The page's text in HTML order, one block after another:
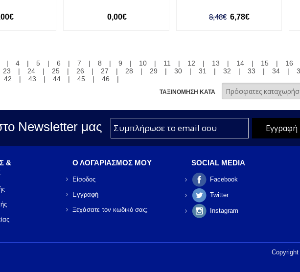
0,00€ 8,48€ 6,78€
| 4 | 5 | 6 | 7 | 8 | 9 | 10 | 11 | 12 | 13 | 14 | 15 | 16
23 | 24 | 25 | 26 | 27 | 28 | 29 | 30 | 31 | 32 | 33 | 34 |
42 | 43 | 44 | 45 | 46 |
ΤΑΞΙΝΟΜΗΣΗ ΚΑΤΑ
Νewsletter μας
&
Ο ΛΟΓΑΡΙΑΣΜΟΣ ΜΟΥ
Είσοδος
Εγγραφή
Ξεχάσατε τον κωδικό σας;
SOCIAL MEDIA
Facebook
Twitter
Instagram